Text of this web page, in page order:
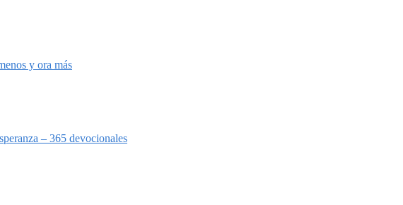
y ora más
– 365 devocionales